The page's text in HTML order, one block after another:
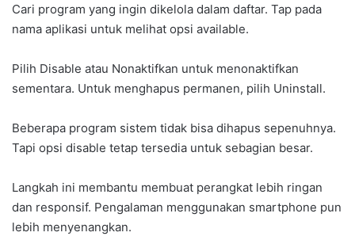
Cari program yang ingin dikelola dalam daftar. Tap pada
nama aplikasi untuk melihat opsi available.
Pilih Disable atau Nonaktifkan untuk menonaktifkan
sementara. Untuk menghapus permanen, pilih Uninstall.
Beberapa program sistem tidak bisa dihapus sepenuhnya.
Tapi opsi disable tetap tersedia untuk sebagian besar.
Langkah ini membantu membuat perangkat lebih ringan
dan responsif. Pengalaman menggunakan smartphone pun
lebih menyenangkan.